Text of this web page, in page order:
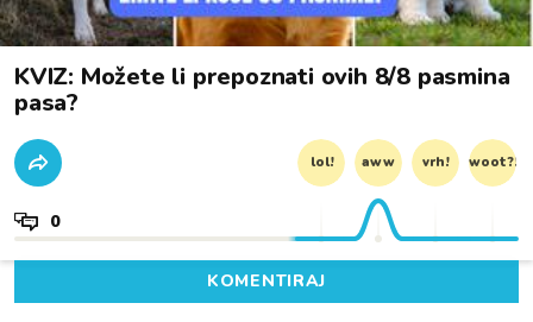
KVIZ: Možete li prepoznati ovih 8/8 pasmina
pasa?
lol! aww vrh! woot?!
0
KOMENTIRAJ